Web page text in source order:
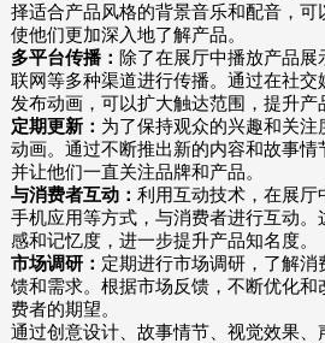
择适合产品风格的背景音乐和配音，可
使他们更加深入地了解产品。
多平台传播： 除了在展厅中播放产品
联网等多种渠道进行传播。通过在社交
发布动画，可以扩大触达范围，提升产
定期更新： 为了保持观众的兴趣和关
动画。通过不断推出新的内容和故事情
并让他们一直关注品牌和产品。
与消费者互动： 利用互动技术，在展厅
手机应用等方式，与消费者进行互动
感和记忆度，进一步提升产品知名度。
市场调研： 定期进行市场调研，了解消
馈和需求。根据市场反馈，不断优化和
费者的期望。
通过创意设计、故事情节、视觉效果